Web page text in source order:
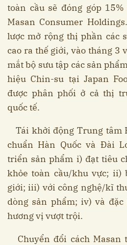
toàn cầu sẽ đóng góp
Masan Consumer
lược mở rộng thị phần các
cao ra thế giới, vào tháng 3
mắt bộ sưu tập các sản
hiệu Chin-su tại Japan
được phân phối ở cả thị
quốc tế.
Tái khởi động Trung tâm
chuẩn Hàn Quốc và Đài
triển sản phẩm i) đạt tiêu
khỏe toàn cầu/khu vực; ii)
giới; iii) với công nghệ/kĩ
dòng sản phẩm; iv) và
hương vị vượt trội.
Chuyển đổi cách Masan